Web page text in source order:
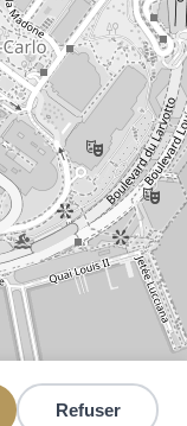
Refuser